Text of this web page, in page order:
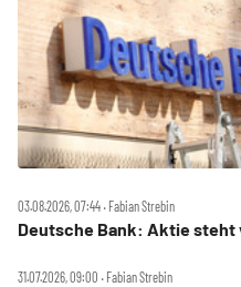
03.08.2026, 07:44 ‧ Fabian Strebin
Deutsche Bank:
31.07.2026, 09:00 ‧ Fabian Strebin